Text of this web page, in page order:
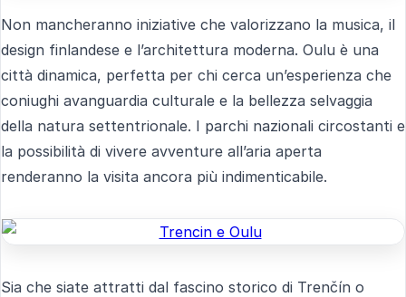
Non mancheranno iniziative che valorizzano la musica, il
design finlandese e l’architettura moderna. Oulu è una
città dinamica, perfetta per chi cerca un’esperienza che
coniughi avanguardia culturale e la bellezza selvaggia
della natura settentrionale. I parchi nazionali circostanti e
la possibilità di vivere avventure all’aria aperta
renderanno la visita ancora più indimenticabile.
Sia che siate attratti dal fascino storico di Trenčín o